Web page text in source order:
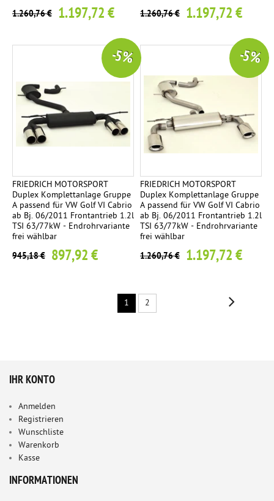
1.260,76 € 1.197,72 € 1.260,76 € 1.197,72 €
FRIEDRICH MOTORSPORT
Duplex Komplettanlage Gruppe
A passend für VW Golf VI Cabrio
ab Bj. 06/2011 Frontantrieb 1.2l
TSI 63/77kW - Endrohrvariante
frei wählbar
945,18 € 897,92 €
-5 %
FRIEDRICH MOTORSPORT
Duplex Komplettanlage Gruppe
A passend für VW Golf VI Cabrio
ab Bj. 06/2011 Frontantrieb 1.2l
TSI 63/77kW - Endrohrvariante
frei wählbar
1.260,76 € 1.197,72 €
-5 %
1 2
IHR KONTO
Anmelden
Registrieren
Wunschliste
Warenkorb
Kasse
INFORMATIONEN